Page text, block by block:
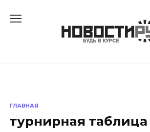
ГЛАВНАЯ
турнирная таблица